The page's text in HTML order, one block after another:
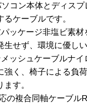
コン本体とディス
るケーブルです。
ッケージ非塩ビ素
生せず、環境に優し
ッシュケーブルナ
強く、椅子による負
す。
の複合同軸ケーブル